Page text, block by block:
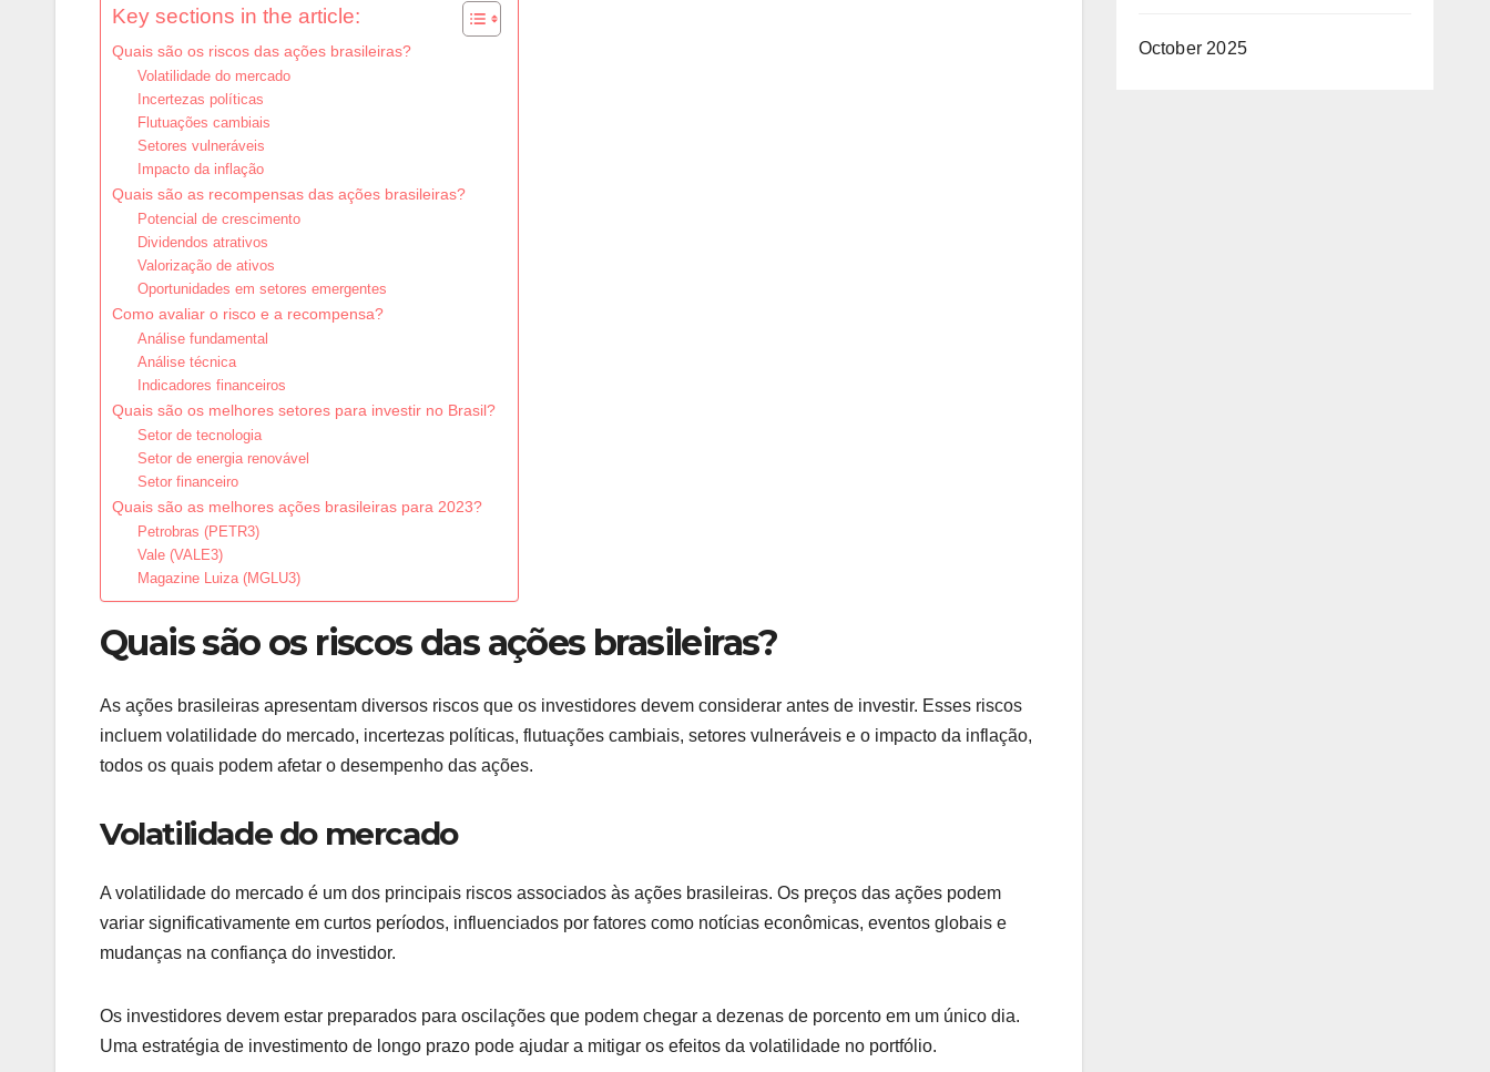
Key sections in the article:
Quais são os riscos das ações brasileiras?
Volatilidade do mercado
Incertezas políticas
Flutuações cambiais
Setores vulneráveis
Impacto da inflação
Quais são as recompensas das ações brasileiras?
Potencial de crescimento
Dividendos atrativos
Valorização de ativos
Oportunidades em setores emergentes
Como avaliar o risco e a recompensa?
Análise fundamental
Análise técnica
Indicadores financeiros
Quais são os melhores setores para investir no Brasil?
Setor de tecnologia
Setor de energia renovável
Setor financeiro
Quais são as melhores ações brasileiras para 2023?
Petrobras (PETR3)
Vale (VALE3)
Magazine Luiza (MGLU3)
Quais são os riscos das ações brasileiras?
As ações brasileiras apresentam diversos riscos que os investidores devem considerar antes de investir. Esses riscos
incluem volatilidade do mercado, incertezas políticas, flutuações cambiais, setores vulneráveis e o impacto da inflação,
todos os quais podem afetar o desempenho das ações.
Volatilidade do mercado
A volatilidade do mercado é um dos principais riscos associados às ações brasileiras. Os preços das ações podem
variar significativamente em curtos períodos, influenciados por fatores como notícias econômicas, eventos globais e
mudanças na confiança do investidor.
Os investidores devem estar preparados para oscilações que podem chegar a dezenas de porcento em um único dia.
Uma estratégia de investimento de longo prazo pode ajudar a mitigar os efeitos da volatilidade no portfólio.
October 2025